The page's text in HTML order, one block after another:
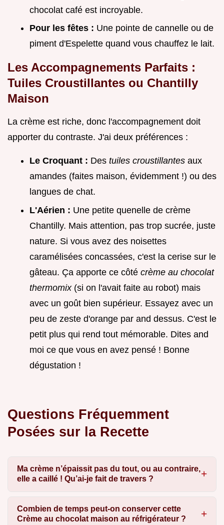
chocolat café est incroyable.
Pour les fêtes : Une pointe de cannelle ou de
piment d'Espelette quand vous chauffez le lait.
Les Accompagnements Parfaits :
Tuiles Croustillantes ou Chantilly
Maison
La crème est riche, donc l'accompagnement doit
apporter du contraste. J'ai deux préférences :
Le Croquant : Des tuiles croustillantes aux
amandes (faites maison, évidemment !) ou des
langues de chat.
L'Aérien : Une petite quenelle de crème
Chantilly. Mais attention, pas trop sucrée, juste
nature. Si vous avez des noisettes
caramélisées concassées, c'est la cerise sur le
gâteau. Ça apporte ce côté crème au chocolat
thermomix (si on l'avait faite au robot) mais
avec un goût bien supérieur. Essayez avec un
peu de zeste d'orange par and dessus. C'est le
petit plus qui rend tout mémorable. Dites and
moi ce que vous en avez pensé ! Bonne
dégustation !
Questions Fréquemment
Posées sur la Recette
Ma crème n’épaissit pas du tout, ou au contraire,
elle a caillé ! Qu’ai-je fait de travers ?
Combien de temps peut-on conserver cette
Crème au chocolat maison au réfrigérateur ?